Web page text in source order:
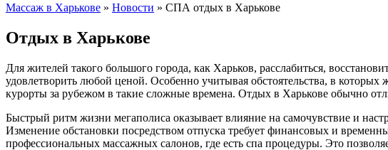
Массаж в Харькове » Новости » СПА отдых в Харькове
Отдых в Харькове
Для жителей такого большого города, как Харьков, расслабиться,
удовлетворить любой ценой. Особенно учитывая обстоятельства, в
курорты за рубежом в такие сложные времена. Отдых в Харькове обычно
Быстрый ритм жизни мегаполиса оказывает влияние на самочувствие и
Изменение обстановки посредством отпуска требует финансовых и
профессиональных массажных салонов, где есть спа процедуры. Это